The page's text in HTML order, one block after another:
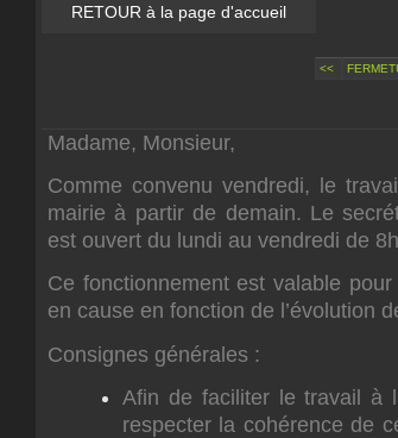
RETOUR à la page d'accueil
<<
Madame, Monsieur,
Comme convenu vendredi, le
mairie à partir de demain. Le
est ouvert du lundi au vendredi de
Ce fonctionnement est valable
en cause en fonction de l’évolution
Consignes générales :
Afin de faciliter le travail à
respecter la cohérence de